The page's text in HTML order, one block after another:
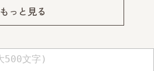
もっと見る